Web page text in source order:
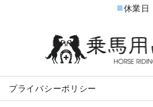
■休業日
プライバシーポリシー